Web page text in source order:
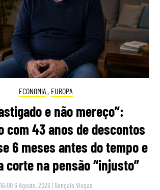
ECONOMIA , EUROPA
e não mereço”:
com 43 anos de descontos
6 meses antes do tempo e
corte na pensão “injusto”
16:00 6 Agosto, 2026 | Gonçalo Viegas